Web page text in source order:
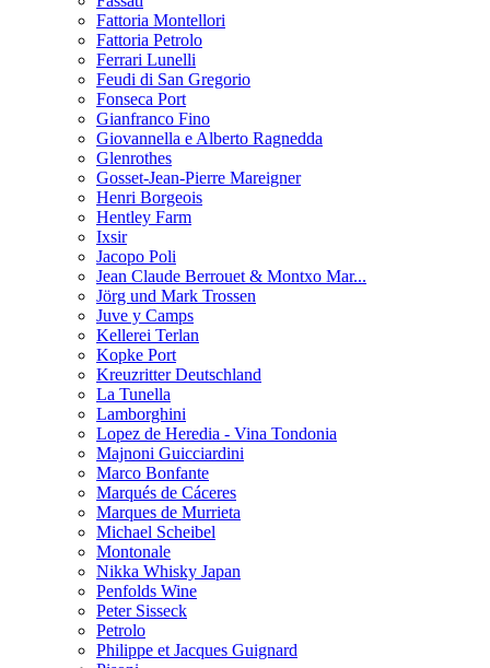
Fattoria Montellori
Fattoria Petrolo
Ferrari Lunelli
Feudi di San Gregorio
Fonseca Port
Gianfranco Fino
Giovannella e Alberto Ragnedda
Glenrothes
Gosset-Jean-Pierre Mareigner
Henri Borgeois
Hentley Farm
Ixsir
Jacopo Poli
Jean Claude Berrouet & Montxo Mar...
Jörg und Mark Trossen
Juve y Camps
Kellerei Terlan
Kopke Port
Kreuzritter Deutschland
La Tunella
Lamborghini
Lopez de Heredia - Vina Tondonia
Majnoni Guicciardini
Marco Bonfante
Marqués de Cáceres
Marques de Murrieta
Michael Scheibel
Montonale
Nikka Whisky Japan
Penfolds Wine
Peter Sisseck
Petrolo
Philippe et Jacques Guignard